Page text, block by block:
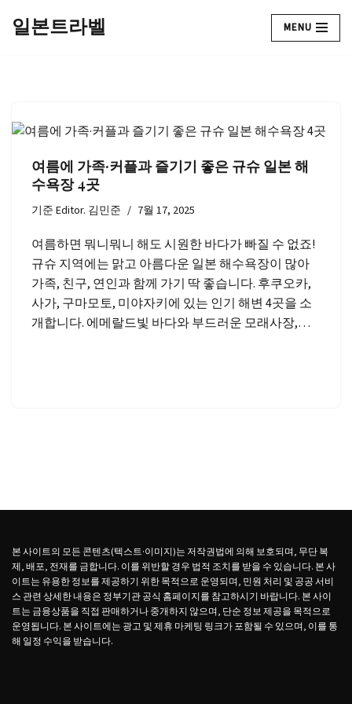
건
일본트라벨 MENU
여름에 가족·커플과 즐기기 좋은 규슈 일본 해
수욕장 4곳
기준Editor. 김민준 7월 17, 2025
여름하면 뭐니뭐니 해도 시원한 바다가 빠질 수 없죠!
규슈 지역에는 맑고 아름다운 일본 해수욕장이 많아
가족, 친구, 연인과 함께 가기 딱 좋습니다. 후쿠오카,
사가, 구마모토, 미야자키에 있는 인기 해변 4곳을 소
개합니다. 에메랄드빛 바다와 부드러운 모래사장,…
본 사이트의 모든 콘텐츠(텍스트·이미지)는 저작권법에 의해 보호되며, 무단 복
제, 배포, 전재를 금합니다. 이를 위반할 경우 법적 조치를 받을 수 있습니다. 본 사
이트는 유용한 정보를 제공하기 위한 목적으로 운영되며, 민원 처리 및 공공 서비
스 관련 상세한 내용은 정부기관 공식 홈페이지를 참고하시기 바랍니다. 본 사이
트는 금융상품을 직접 판매하거나 중개하지 않으며, 단순 정보 제공을 목적으로
운영됩니다. 본 사이트에는 광고 및 제휴 마케팅 링크가 포함될 수 있으며, 이를 통
해 일정 수익을 받습니다.